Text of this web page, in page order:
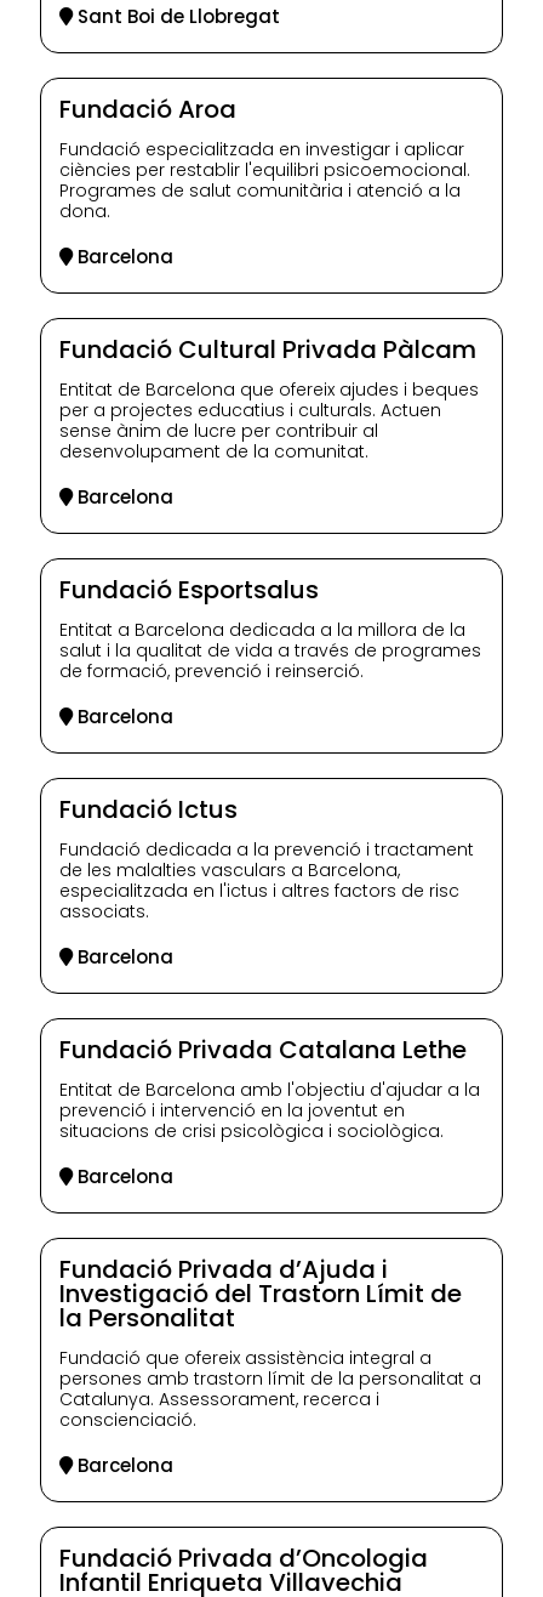
Sant Boi de Llobregat
Fundació Aroa
Fundació especialitzada en investigar i aplicar
ciències per restablir l'equilibri psicoemocional.
Programes de salut comunitària i atenció a la
dona.
Barcelona
Fundació Cultural Privada Pàlcam
Entitat de Barcelona que ofereix ajudes i beques
per a projectes educatius i culturals. Actuen
sense ànim de lucre per contribuir al
desenvolupament de la comunitat.
Barcelona
Fundació Esportsalus
Entitat a Barcelona dedicada a la millora de la
salut i la qualitat de vida a través de programes
de formació, prevenció i reinserció.
Barcelona
Fundació Ictus
Fundació dedicada a la prevenció i tractament
de les malalties vasculars a Barcelona,
especialitzada en l'ictus i altres factors de risc
associats.
Barcelona
Fundació Privada Catalana Lethe
Entitat de Barcelona amb l'objectiu d'ajudar a la
prevenció i intervenció en la joventut en
situacions de crisi psicològica i sociològica.
Barcelona
Fundació Privada d’Ajuda i
Investigació del Trastorn Límit de
la Personalitat
Fundació que ofereix assistència integral a
persones amb trastorn límit de la personalitat a
Catalunya. Assessorament, recerca i
conscienciació.
Barcelona
Fundació Privada d’Oncologia
Infantil Enriqueta Villavechia